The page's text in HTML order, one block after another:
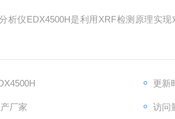
析仪EDX4500H是利用XRF检测原理实
征是利用智能真空系统，可对Si、P、S、
含量的Cr、Ni、Mo等重点关注的元素进更新
厂家 访问